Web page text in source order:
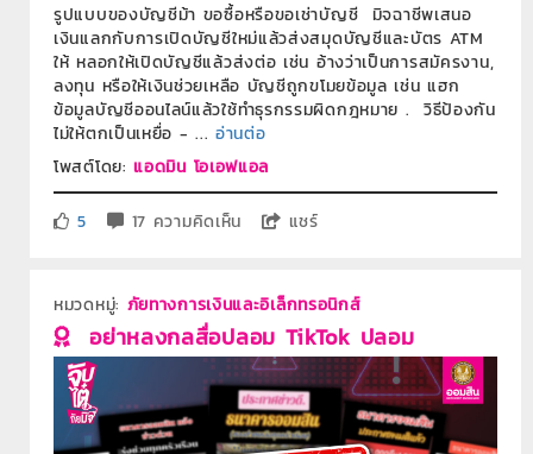
รูปแบบของบัญชีม้า ขอซื้อหรือขอเช่าบัญชี มิจฉาชีพเสนอ
เงินแลกกับการเปิดบัญชีใหม่แล้วส่งสมุดบัญชีและบัตร ATM
ให้ หลอกให้เปิดบัญชีแล้วส่งต่อ เช่น อ้างว่าเป็นการสมัครงาน,
ลงทุน หรือให้เงินช่วยเหลือ บัญชีถูกขโมยข้อมูล เช่น แฮก
ข้อมูลบัญชีออนไลน์แล้วใช้ทำธุรกรรมผิดกฎหมาย . วิธีป้องกัน
ไม่ให้ตกเป็นเหยื่อ - ... อ่านต่อ
โพสต์โดย:แอดมิน โอเอฟแอล
5 17 ความคิดเห็น แชร์
หมวดหมู่: ภัยทางการเงินและอิเล็กทรอนิกส์
อย่าหลงกลสื่อปลอม TikTok ปลอม